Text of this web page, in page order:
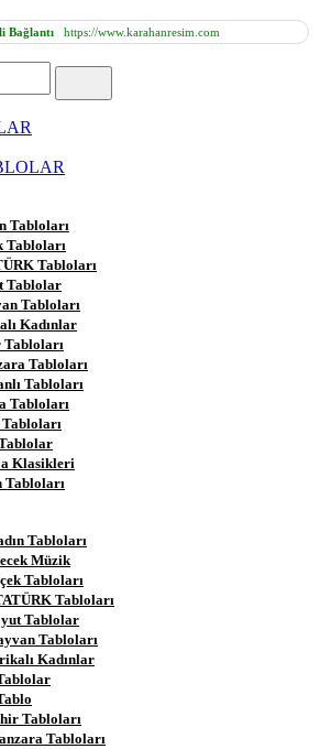
Bağlantı https://www.karahanresim.com
Tabloları
Tabloları
Tabloları
Tablolar
Tabloları
Kadınlar
Tabloları
Tabloları
Tabloları
Tabloları
Tabloları
Klasikleri
Tabloları
Tabloları
Müzik
Tabloları
Tabloları
Tablolar
Tabloları
Kadınlar
Tabloları
Tabloları